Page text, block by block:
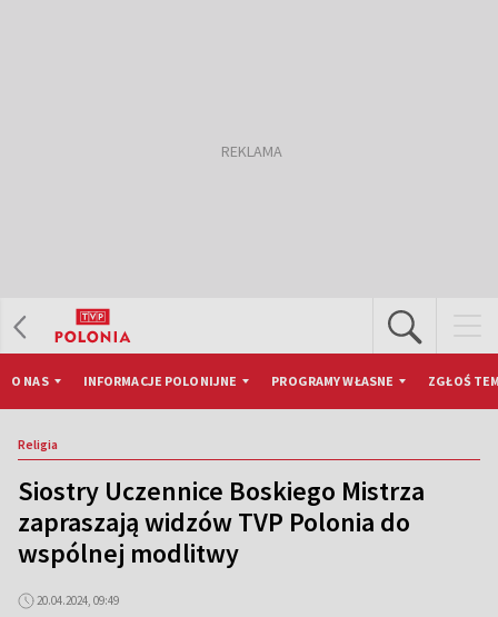
O NAS INFORMACJE POLONIJNE PROGRAMY WŁASNE ZGŁOŚ
Religia
Siostry Uczennice Boskiego Mistrza
zapraszają widzów TVP Polonia do
wspólnej modlitwy
20.04.2024, 09:49